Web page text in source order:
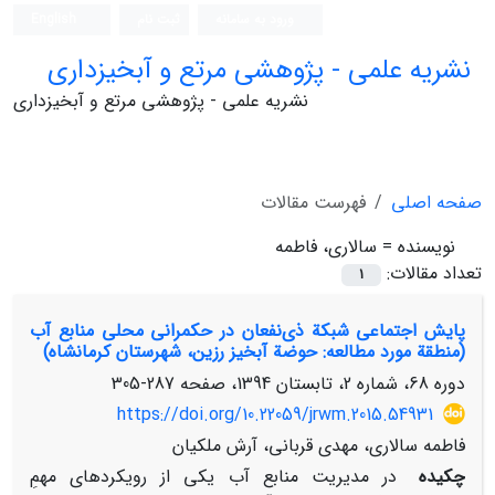
نشریه علمی - پژوهشی مرتع و آبخیزداری
نشریه علمی - پژوهشی مرتع و آبخیزداری
صفحه اصلی
فهرست مقالات
نویسنده = سالاری، فاطمه
تعداد مقالات:
1
پایش اجتماعی شبکة ذی‌نفعان در حکمرانی محلی منابع آب
(منطقة مورد مطالعه: حوضة آبخیز رزین، شهرستان کرمانشاه)
دوره 68، شماره 2، تابستان 1394، صفحه
287-305
https://doi.org/10.22059/jrwm.2015.54931
فاطمه سالاری، مهدی قربانی، آرش ملکیان
چکیده
در مدیریت منابع آب یکی از رویکردهای مهم‌ِ